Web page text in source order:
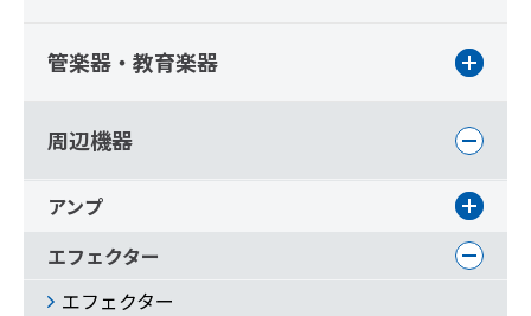
管楽器・教育楽器
周辺機器
アンプ
エフェクター
エフェクター